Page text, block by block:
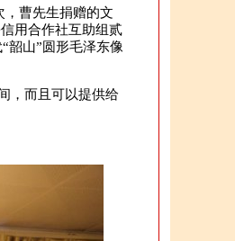
曹先生捐赠的文
用合作社互助组贰
韶山”圆形毛泽东像
，而且可以提供给